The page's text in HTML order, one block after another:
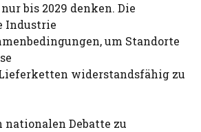
bis 2029 denken. Die
Industrie
um Standorte
widerstandsfähig zu
Debatte zu